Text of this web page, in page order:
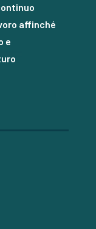
affinché
e